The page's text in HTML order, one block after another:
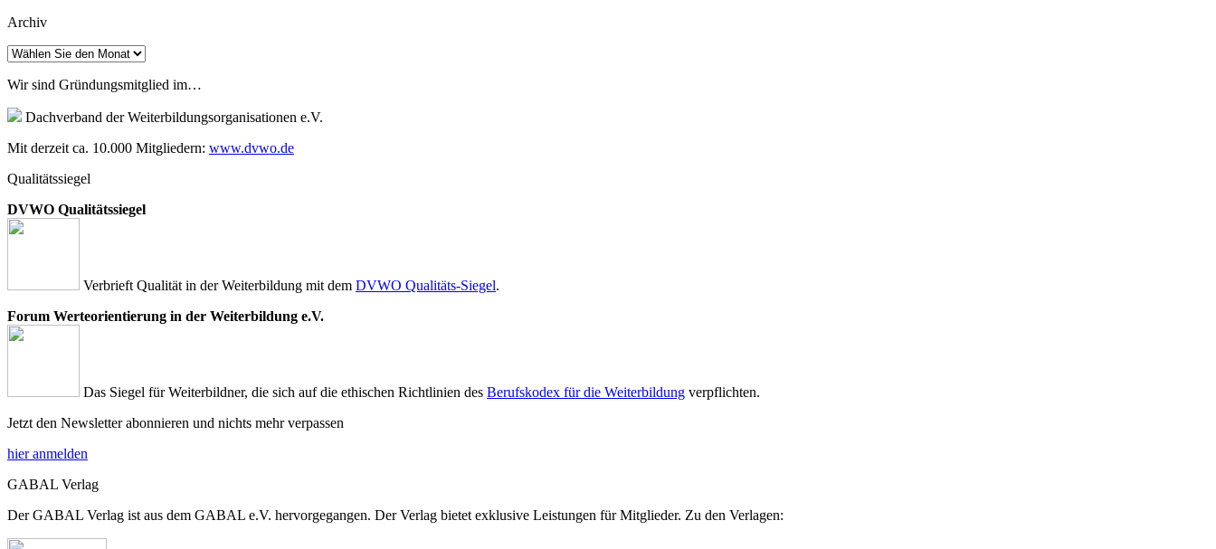
Archiv
Archiv
Wir sind Gründungsmitglied im…
Dachverband der Weiterbildungsorganisationen e.V.
Mit derzeit ca. 10.000 Mitgliedern: www.dvwo.de
Qualitätssiegel
DVWO Qualitätssiegel
Verbrieft Qualität in der Weiterbildung mit dem DVWO Qualitäts-Siegel.
Forum Werteorientierung in der Weiterbildung e.V.
Das Siegel für Weiterbildner, die sich auf die ethischen Richtlinien des Berufskodex für die Weiterbildung verpflichten.
Jetzt den Newsletter abonnieren und nichts mehr verpassen
hier anmelden
GABAL Verlag
Der GABAL Verlag ist aus dem GABAL e.V. hervorgegangen. Der Verlag bietet exklusive Leistungen für Mitglieder. Zu den Verlagen: